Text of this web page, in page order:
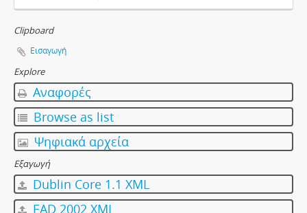
Clipboard
Εισαγωγή
Explore
Αναφορές
Browse as list
Ψηφιακά αρχεία
Εξαγωγή
Dublin Core 1.1 XML
EAD 2002 XML